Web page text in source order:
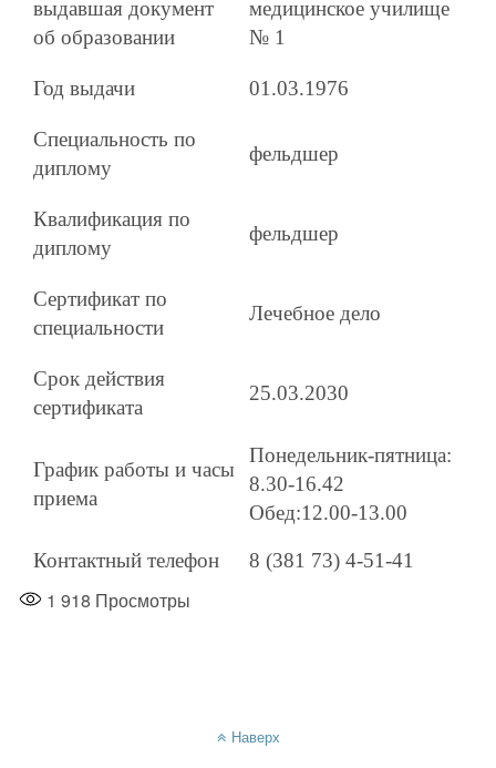
выдавшая документ
об образовании
медицинское училище
№ 1
Год выдачи 01.03.1976
Специальность по
диплому
фельдшер
Квалификация по
диплому
фельдшер
Сертификат по
специальности
Лечебное дело
Срок действия
сертификата
25.03.2030
График работы и часы
приема
Понедельник-пятница:
8.30-16.42
Обед:12.00-13.00
Контактный телефон 8 (381 73) 4-51-41
1 918 Просмотры
Наверх